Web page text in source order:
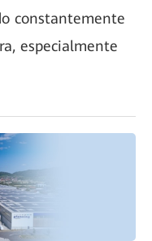
constantemente
especialmente